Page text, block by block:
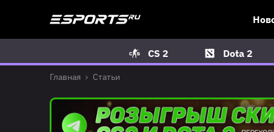
CS 2 Dota 2
Главная Статьи